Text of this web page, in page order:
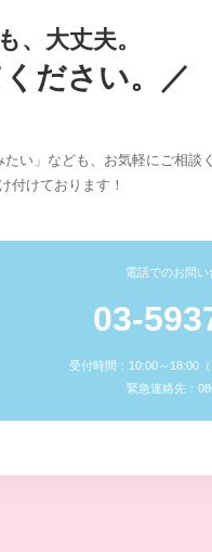
、大丈夫。
ださい。／
い」なども、お気軽にご相談
付けております！
電話でのお問い
03-
受付時間：10:00～18:00
緊急連絡先：